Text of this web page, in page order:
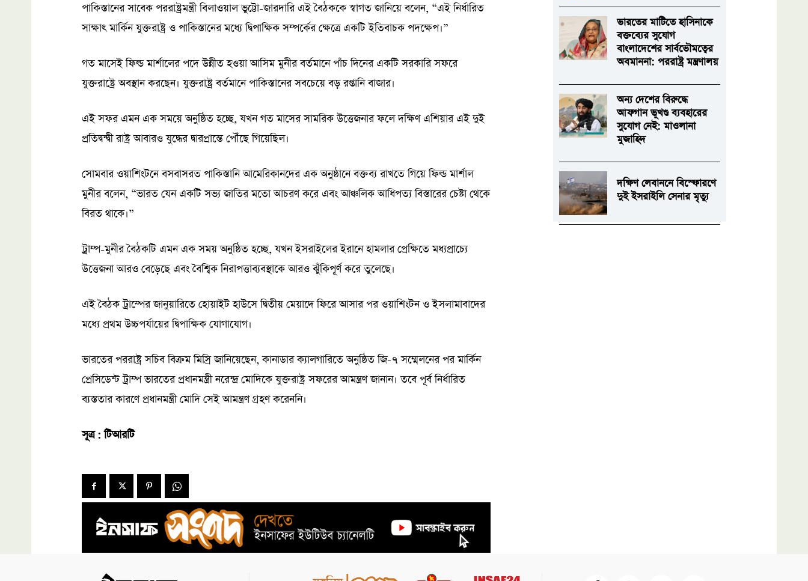
পাকিস্তানের সাবেক পররাষ্ট্রমন্ত্রী বিলাওয়াল ভুট্টো-জারদারি এই বৈঠককে স্বাগত জানিয়ে বলেন, “এই নির্ধারিত
সাক্ষাৎ মার্কিন যুক্তরাষ্ট্র ও পাকিস্তানের মধ্যে দ্বিপাক্ষিক সম্পর্কের ক্ষেত্রে একটি ইতিবাচক পদক্ষেপ।”
গত মাসেই ফিল্ড মার্শালের পদে উন্নীত হওয়া আসিম মুনীর বর্তমানে পাঁচ দিনের একটি সরকারি সফরে
যুক্তরাষ্ট্রে অবস্থান করছেন। যুক্তরাষ্ট্র বর্তমানে পাকিস্তানের সবচেয়ে বড় রপ্তানি বাজার।
এই সফর এমন এক সময়ে অনুষ্ঠিত হচ্ছে, যখন গত মাসের সামরিক উত্তেজনার ফলে দক্ষিণ এশিয়ার এই দুই
প্রতিদ্বন্দ্বী রাষ্ট্র আবারও যুদ্ধের দ্বারপ্রান্তে পৌঁছে গিয়েছিল।
সোমবার ওয়াশিংটনে বসবাসরত পাকিস্তানি আমেরিকানদের এক অনুষ্ঠানে বক্তব্য রাখতে গিয়ে ফিল্ড মার্শাল
মুনীর বলেন, “ভারত যেন একটি সভ্য জাতির মতো আচরণ করে এবং আঞ্চলিক আধিপত্য বিস্তারের চেষ্টা থেকে
বিরত থাকে।”
ট্রাম্প-মুনীর বৈঠকটি এমন এক সময় অনুষ্ঠিত হচ্ছে, যখন ইসরাইলের ইরানে হামলার প্রেক্ষিতে মধ্যপ্রাচ্যে
উত্তেজনা আরও বেড়েছে এবং বৈশ্বিক নিরাপত্তাব্যবস্থাকে আরও ঝুঁকিপূর্ণ করে তুলেছে।
এই বৈঠক ট্রাম্পের জানুয়ারিতে হোয়াইট হাউসে দ্বিতীয় মেয়াদে ফিরে আসার পর ওয়াশিংটন ও ইসলামাবাদের
মধ্যে প্রথম উচ্চপর্যায়ের দ্বিপাক্ষিক যোগাযোগ।
ভারতের পররাষ্ট্র সচিব বিক্রম মিস্রি জানিয়েছেন, কানাডার ক্যালগারিতে অনুষ্ঠিত জি-৭ সম্মেলনের পর মার্কিন
প্রেসিডেন্ট ট্রাম্প ভারতের প্রধানমন্ত্রী নরেন্দ্র মোদিকে যুক্তরাষ্ট্র সফরের আমন্ত্রণ জানান। তবে পূর্ব নির্ধারিত
ব্যস্ততার কারণে প্রধানমন্ত্রী মোদি সেই আমন্ত্রণ গ্রহণ করেননি।
সূত্র : টিআরটি
ভারতের মাটিতে হাসিনাকে
বক্তব্যের সুযোগ
বাংলাদেশের সার্বভৌমত্বের
অবমাননা: পররাষ্ট্র মন্ত্রণালয়
অন্য দেশের বিরুদ্ধে
আফগান ভূখণ্ড ব্যবহারের
সুযোগ নেই: মাওলানা
মুজাহিদ
দক্ষিণ লেবাননে বিস্ফোরণে
দুই ইসরাইলি সেনার মৃত্যু